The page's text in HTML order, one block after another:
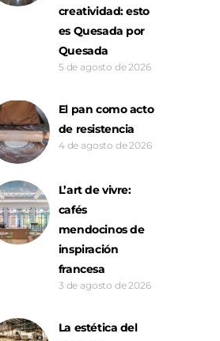
creatividad: esto
es Quesada por
Quesada
5 de agosto de 2026
El pan como acto
de resistencia
4 de agosto de 2026
L’art de vivre:
cafés
mendocinos de
inspiración
francesa
3 de agosto de 2026
La estética del